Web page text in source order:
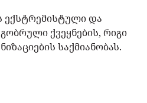
ექსტრემისტული და
ქვეყნების, რიგი
საქმიანობას.